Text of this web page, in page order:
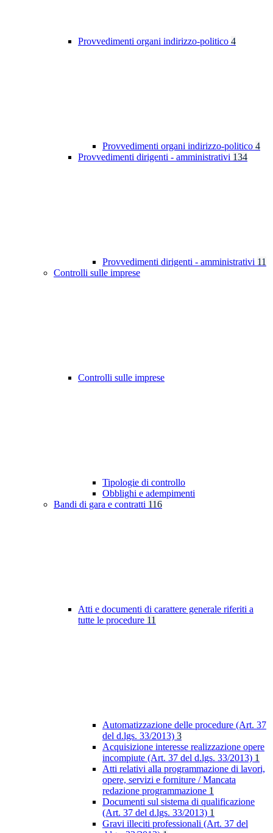
Provvedimenti organi indirizzo-politico 4
Provvedimenti organi indirizzo-politico 4
Provvedimenti dirigenti - amministrativi 134
Provvedimenti dirigenti - amministrativi 11
Controlli sulle imprese
Controlli sulle imprese
Tipologie di controllo
Obblighi e adempimenti
Bandi di gara e contratti 116
Atti e documenti di carattere generale riferiti a
tutte le procedure 11
Automatizzazione delle procedure (Art. 37
del d.lgs. 33/2013) 3
Acquisizione interesse realizzazione opere
incompiute (Art. 37 del d.lgs. 33/2013) 1
Atti relativi alla programmazione di lavori,
opere, servizi e forniture / Mancata
redazione programmazione 1
Documenti sul sistema di qualificazione
(Art. 37 del d.lgs. 33/2013) 1
Gravi illeciti professionali (Art. 37 del